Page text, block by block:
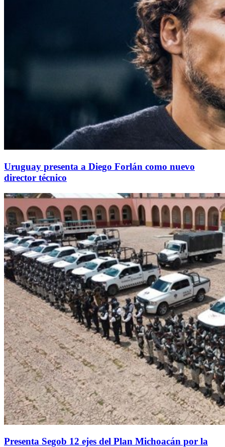
Uruguay presenta a Diego Forlán como nuevo
director técnico
Presenta Segob 12 ejes del Plan Michoacán por la